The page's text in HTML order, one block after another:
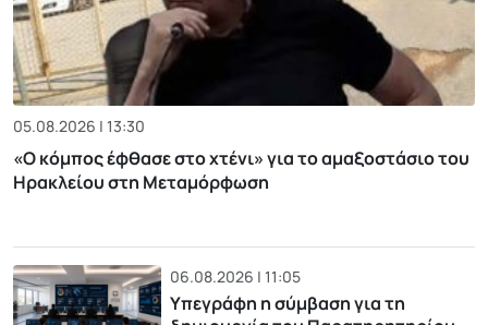
05.08.2026 | 13:30
«Ο κόμπος έφθασε στο χτένι» για το αμαξοστάσιο του
Ηρακλείου στη Μεταμόρφωση
06.08.2026 | 11:05
Υπεγράφη η σύμβαση για τη